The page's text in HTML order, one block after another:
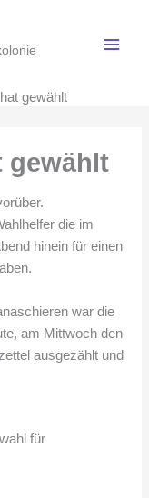
gewählt
gewählt
die im
hinein für einen
war die
am Mittwoch den
ausgezählt und
für